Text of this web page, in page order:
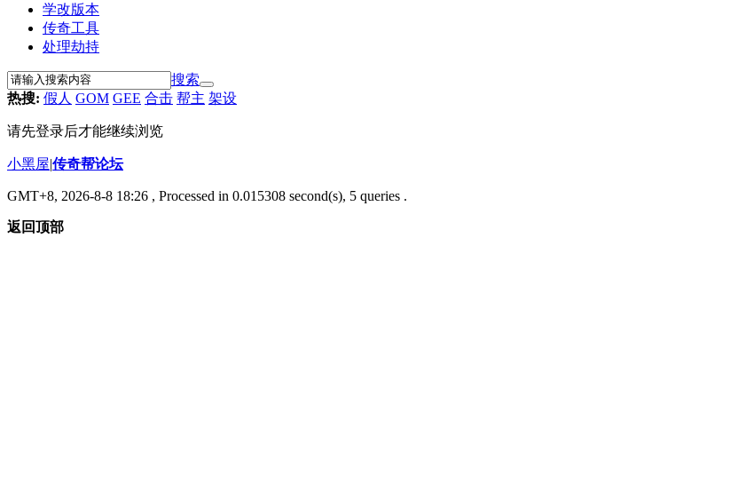
学改版本
传奇工具
处理劫持
搜索
热搜: 假人 GOM GEE 合击 帮主 架设
请先登录后才能继续浏览
小黑屋|传奇帮论坛
GMT+8, 2026-8-8 18:26 , Processed in 0.015308 second(s), 5 queries .
返回顶部